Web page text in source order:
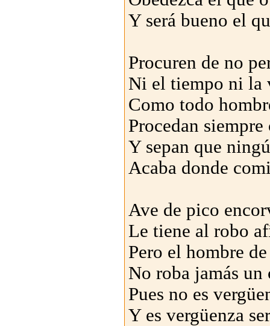
Y será bueno el
Procuren de no
Ni el tiempo ni la
Como todo
Procedan
Y sepan que
Acaba donde
Ave de pico
Le tiene al robo
Pero el hombre
No roba jamás un
Pues no es
Y es vergüenza